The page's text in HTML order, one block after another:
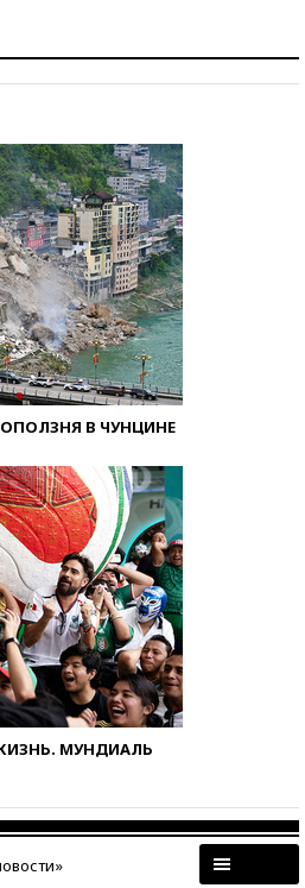
В ЧУНЦИНЕ
МУНДИАЛЬ